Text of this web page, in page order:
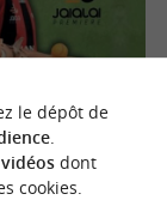
le dépôt de
.
vidéosdont
cookies.